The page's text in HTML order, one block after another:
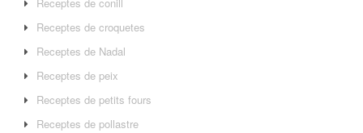
Receptes de croquetes
Receptes de Nadal
Receptes de peix
Receptes de petits fours
Receptes de pollastre